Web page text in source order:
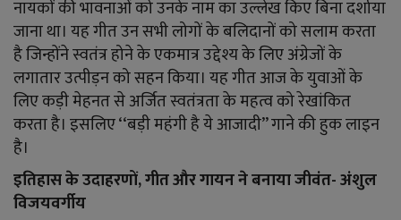
नायकों की भावनाओं को उनके नाम का उल्लेख किए बिना दर्शाया
जाना था। यह गीत उन सभी लोगों के बलिदानों को सलाम करता
है जिन्होंने स्वतंत्र होने के एकमात्र उद्देश्य के लिए अंग्रेजों के
लगातार उत्पीड़न को सहन किया। यह गीत आज के युवाओं के
लिए कड़ी मेहनत से अर्जित स्वतंत्रता के महत्व को रेखांकित
करता है। इसलिए ‘‘बड़ी महंगी है ये आजादी’’ गाने की हुक लाइन
है।
इतिहास के उदाहरणों, गीत और गायन ने बनाया जीवंत- अंशुल
विजयवर्गीय